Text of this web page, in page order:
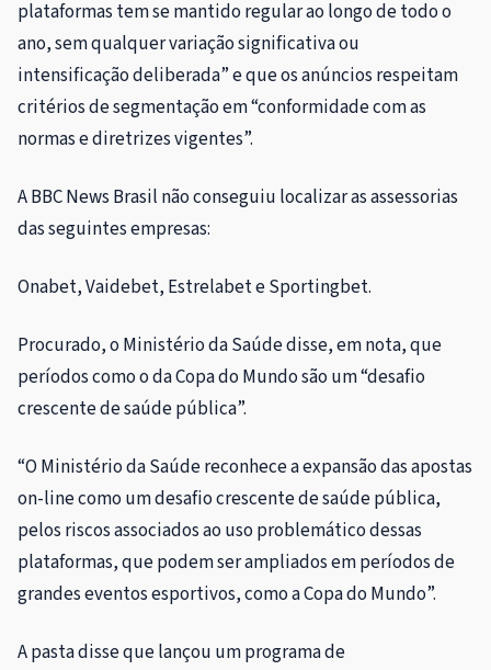
plataformas tem se mantido regular ao longo de todo o
ano, sem qualquer variação significativa ou
intensificação deliberada” e que os anúncios respeitam
critérios de segmentação em “conformidade com as
normas e diretrizes vigentes”.
A BBC News Brasil não conseguiu localizar as assessorias
das seguintes empresas:
Onabet, Vaidebet, Estrelabet e Sportingbet.
Procurado, o Ministério da Saúde disse, em nota, que
períodos como o da Copa do Mundo são um “desafio
crescente de saúde pública”.
“O Ministério da Saúde reconhece a expansão das apostas
on-line como um desafio crescente de saúde pública,
pelos riscos associados ao uso problemático dessas
plataformas, que podem ser ampliados em períodos de
grandes eventos esportivos, como a Copa do Mundo”.
A pasta disse que lançou um programa de